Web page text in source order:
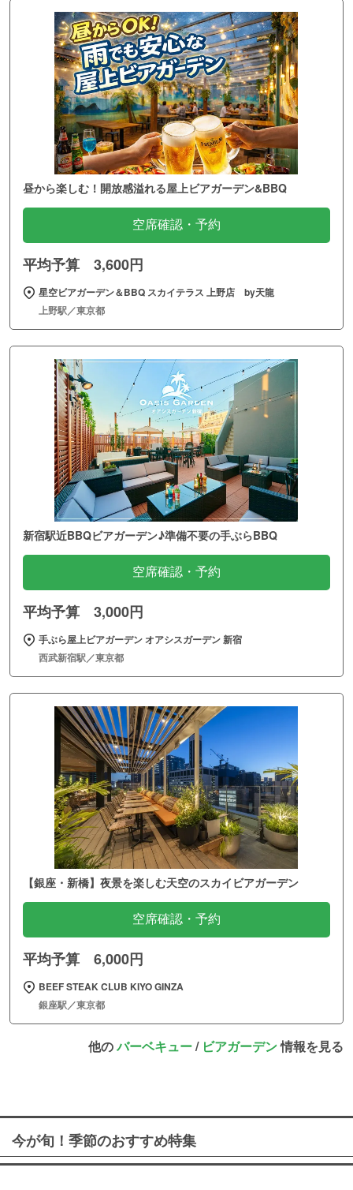
昼から楽しむ！開放感溢れる屋上ビアガーデン&BBQ
空席確認・予約
平均予算 3,600円
星空ビアガーデン＆BBQ スカイテラス 上野店 by天龍
上野駅／東京都
新宿駅近BBQビアガーデン♪準備不要の手ぶらBBQ
空席確認・予約
平均予算 3,000円
手ぶら屋上ビアガーデン オアシスガーデン 新宿
西武新宿駅／東京都
【銀座・新橋】夜景を楽しむ天空のスカイビアガーデン
空席確認・予約
平均予算 6,000円
BEEF STEAK CLUB KIYO GINZA
銀座駅／東京都
他のバーベキュー/ ビアガーデン情報を見る
今が旬！季節のおすすめ特集